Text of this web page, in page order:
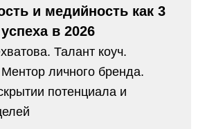
и медийность как 3
в 2026
Талант коуч.
Ментор личного бренда.
потенциала и